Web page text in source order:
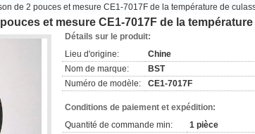
de 2 pouces et mesure CE1-7017F de la température de
et mesure CE1-7017F de la
Détails sur le produit:
Lieu d'origine:
Chine
Nom de marque:
BST
Numéro de modèle:
CE1-7017F
Conditions de paiement et expédition:
Quantité de commande min:
1 pièce